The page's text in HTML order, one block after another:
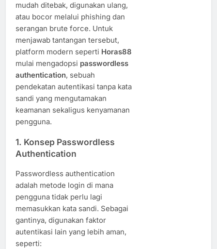
mudah ditebak, digunakan ulang,
atau bocor melalui phishing dan
serangan brute force. Untuk
menjawab tantangan tersebut,
platform modern seperti Horas88
mulai mengadopsi passwordless
authentication, sebuah
pendekatan autentikasi tanpa kata
sandi yang mengutamakan
keamanan sekaligus kenyamanan
pengguna.
1. Konsep Passwordless
Authentication
Passwordless authentication
adalah metode login di mana
pengguna tidak perlu lagi
memasukkan kata sandi. Sebagai
gantinya, digunakan faktor
autentikasi lain yang lebih aman,
seperti: